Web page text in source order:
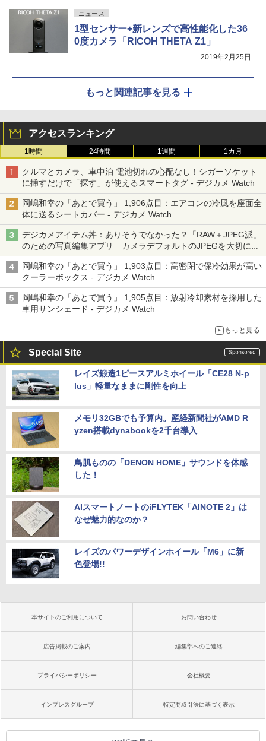
ニュース
1型センサー+新レンズで高性能化した36
0度カメラ「RICOH THETA Z1」
2019年2月25日
もっと関連記事を見る
アクセスランキング
1時間 24時間 1週間 1カ月
クルマとカメラ、車中泊 電池切れの心配なし！シガーソケット
に挿すだけで「探す」が使えるスマートタグ - デジカメ Watch
岡嶋和幸の「あとで買う」 1,906点目：エアコンの冷風を座面全
体に送るシートカバー - デジカメ Watch
デジカメアイテム丼：ありそうでなかった？「RAW＋JPEG派」
のための写真編集アプリ カメラデフォルトのJPEGを大切にす
る「Filmator」
岡嶋和幸の「あとで買う」 1,903点目：高密閉で保冷効果が高い
クーラーボックス - デジカメ Watch
岡嶋和幸の「あとで買う」 1,905点目：放射冷却素材を採用した
車用サンシェード - デジカメ Watch
もっと見る
Special Site
レイズ鍛造1ピースアルミホイール「CE28 N-p
lus」軽量なままに剛性を向上
メモリ32GBでも予算内。産経新聞社がAMD R
yzen搭載dynabookを2千台導入
鳥肌ものの「DENON HOME」サウンドを体感
した！
AIスマートノートのiFLYTEK「AINOTE 2」は
なぜ魅力的なのか？
レイズのパワーデザインホイール「M6」に新
色登場!!
本サイトのご利用について お問い合わせ
広告掲載のご案内 編集部へのご連絡
プライバシーポリシー 会社概要
インプレスグループ 特定商取引法に基づく表示